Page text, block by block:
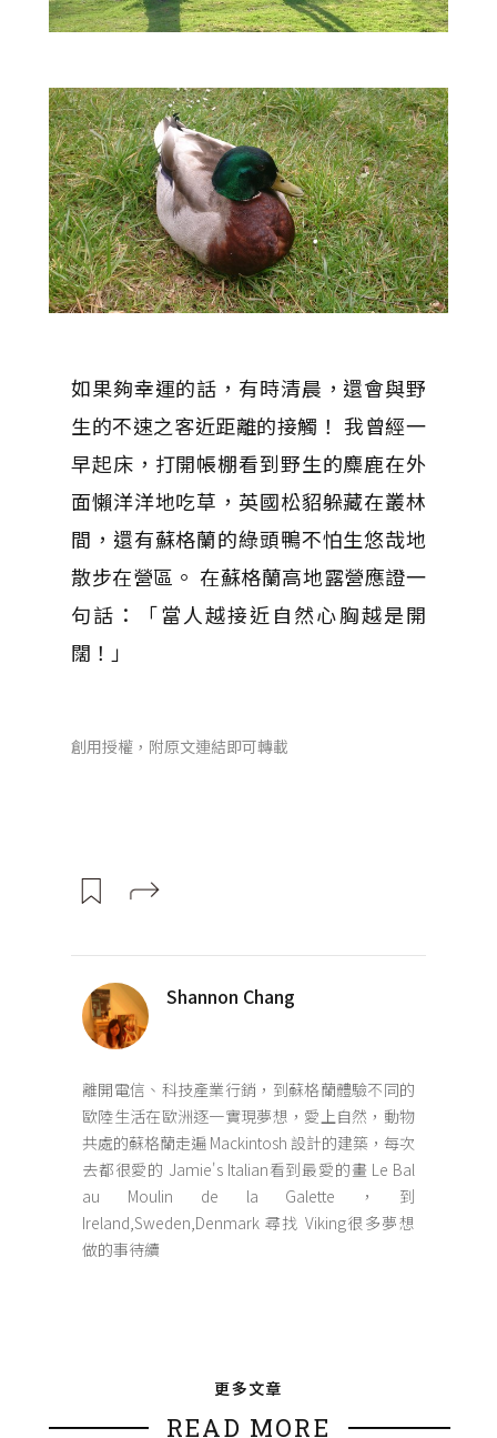
如果夠幸運的話，有時清晨，還會與野
生的不速之客近距離的接觸！ 我曾經一
早起床，打開帳棚看到野生的麋鹿在外
面懶洋洋地吃草，英國松貂躲藏在叢林
間，還有蘇格蘭的綠頭鴨不怕生悠哉地
散步在營區。 在蘇格蘭高地露營應證一
句話：「當人越接近自然心胸越是開
闊！」
創用授權，附原文連結即可轉載
Shannon Chang
離開電信、科技產業行銷，到蘇格蘭體驗不同的
歐陸生活在歐洲逐一實現夢想，愛上自然，動物
共處的蘇格蘭走遍 Mackintosh 設計的建築，每次
去都很愛的 Jamie's Italian看到最愛的畫 Le Bal
au Moulin de la Galette，到
Ireland,Sweden,Denmark 尋找 Viking很多夢想
做的事待續
更多文章
READ MORE